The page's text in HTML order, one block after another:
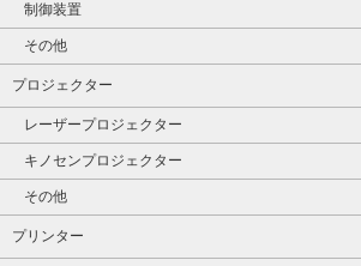
制御装置
その他
プロジェクター
レーザープロジェクター
キノセンプロジェクター
その他
プリンター